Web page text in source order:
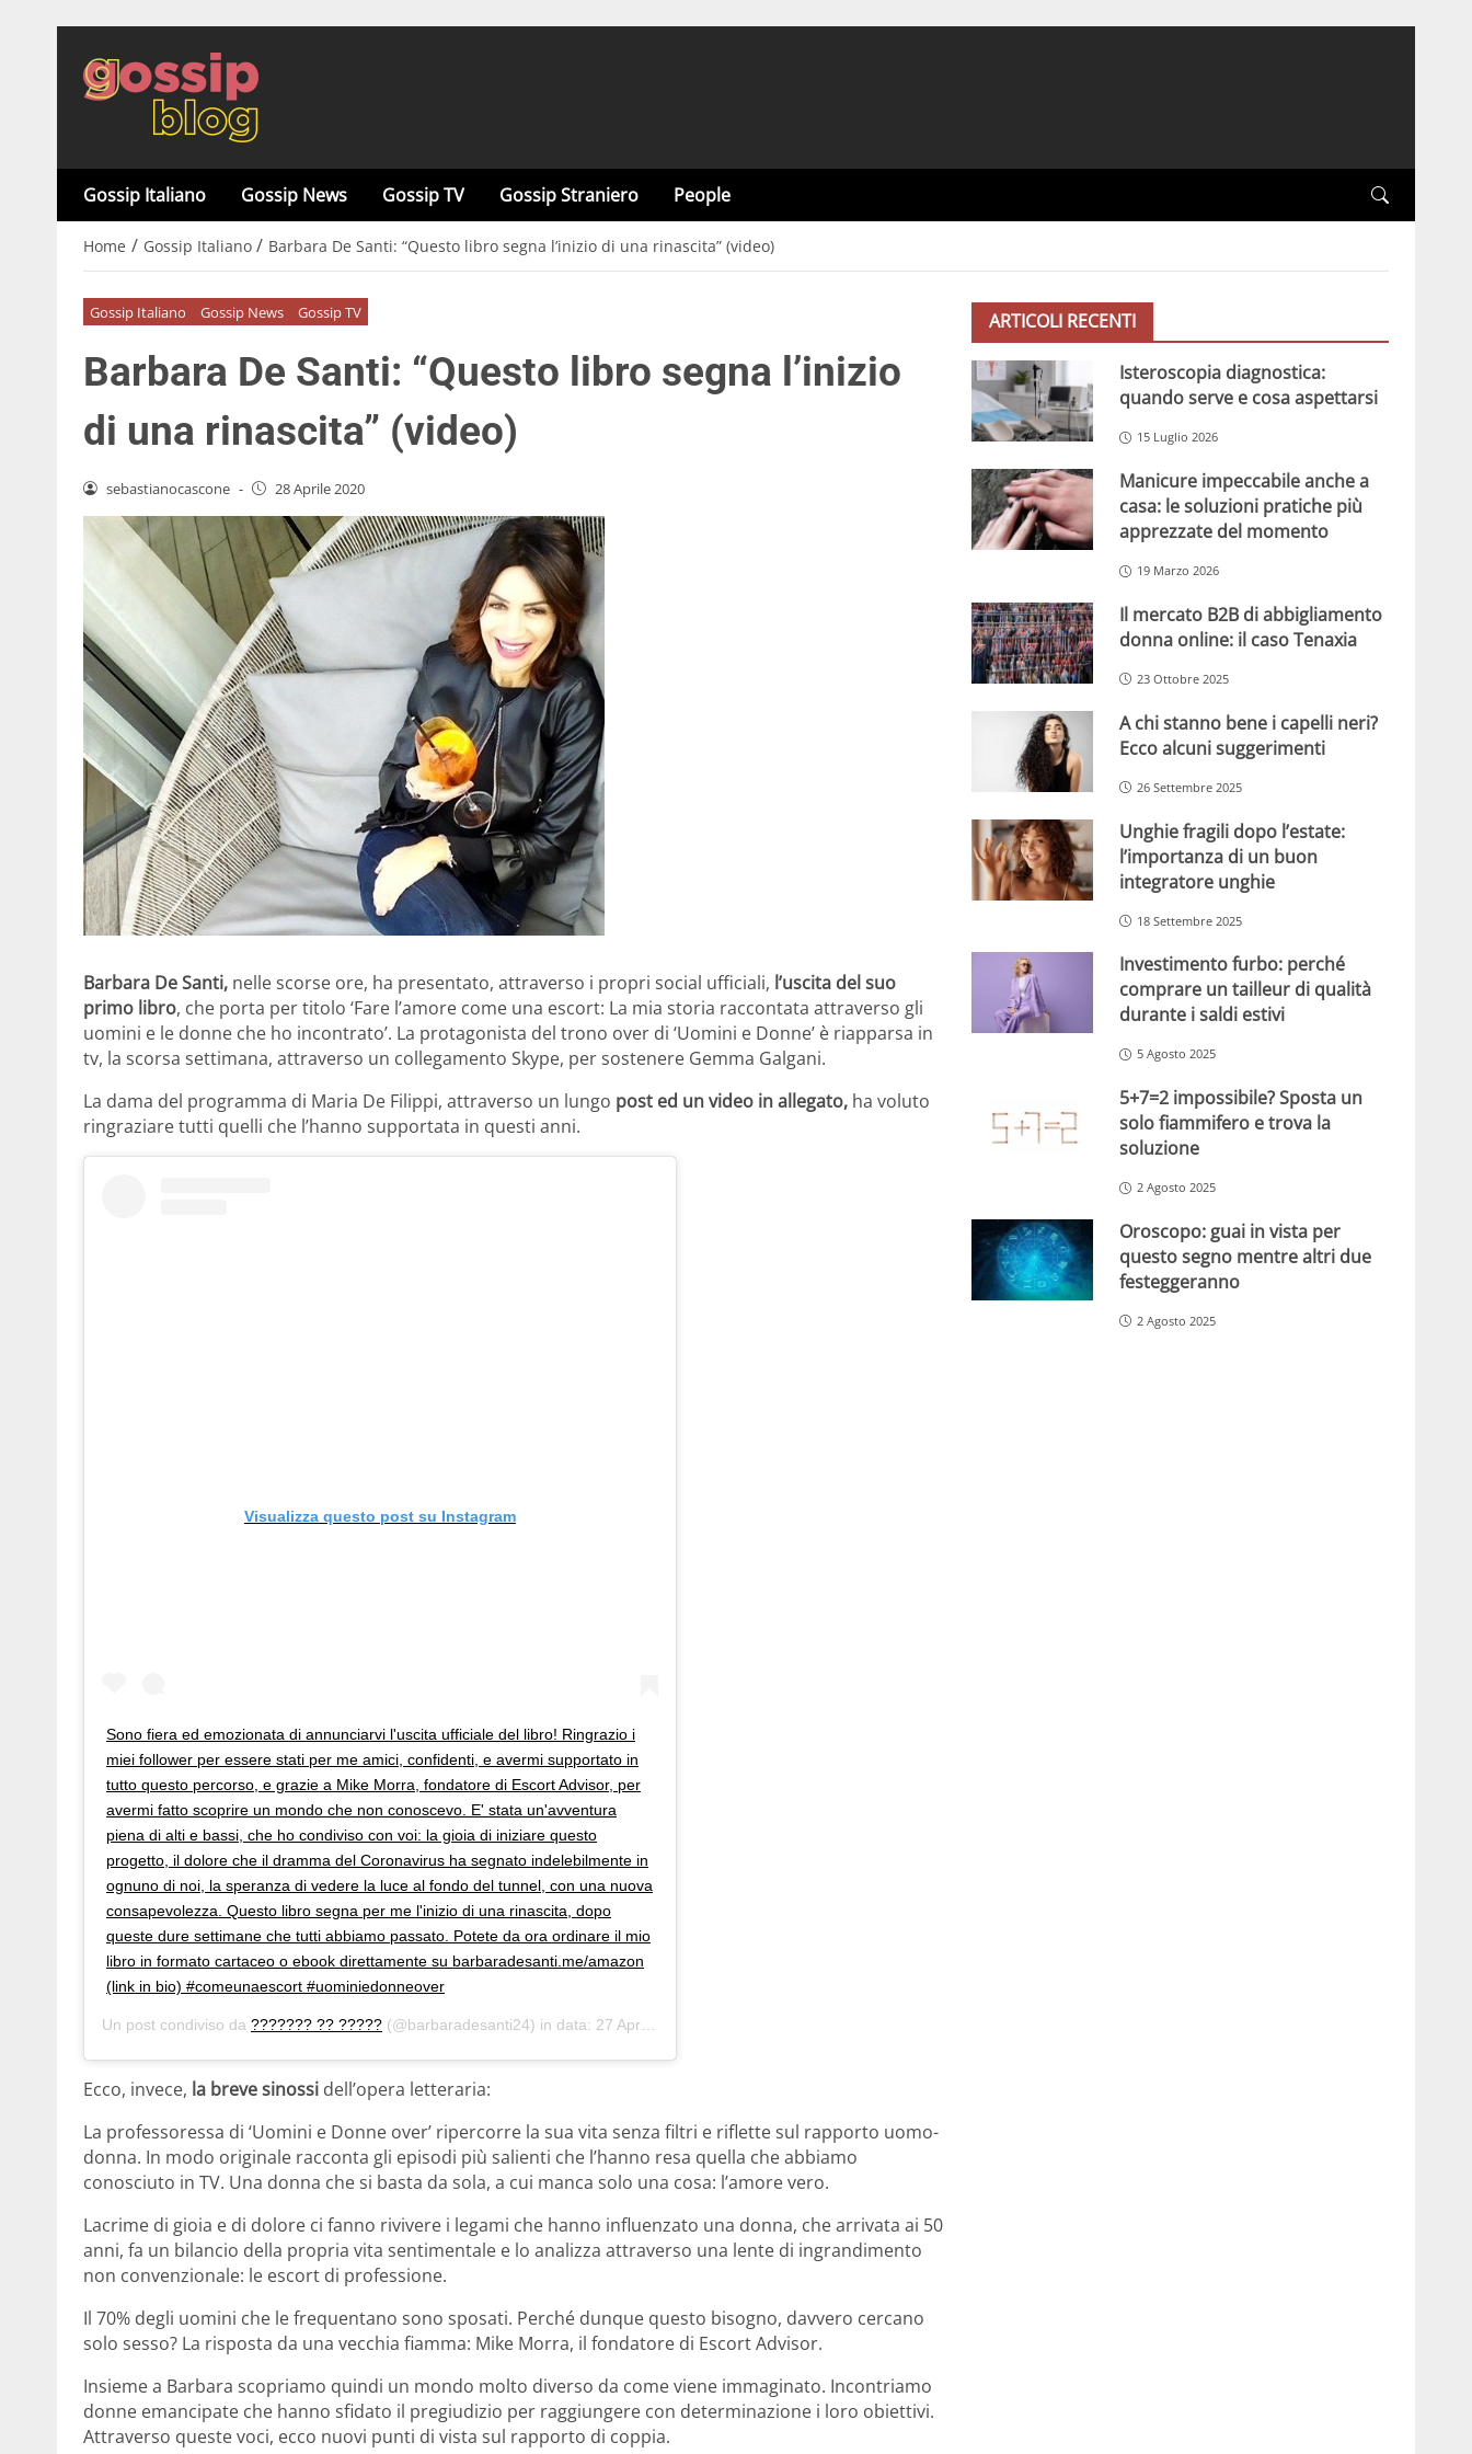
Gossip Italiano Gossip News Gossip TV Gossip Straniero People
Home / Gossip Italiano / Barbara De Santi: “Questo libro segna l’inizio di una rinascita” (video)
Gossip Italiano Gossip News Gossip TV
Barbara De Santi: “Questo libro segna l’inizio
di una rinascita” (video)
sebastianocascone - 28 Aprile 2020
Barbara De Santi, nelle scorse ore, ha presentato, attraverso i propri social ufficiali, l’uscita del suo
primo libro, che porta per titolo ‘Fare l’amore come una escort: La mia storia raccontata attraverso gli
uomini e le donne che ho incontrato’. La protagonista del trono over di ‘Uomini e Donne’ è riapparsa in
tv, la scorsa settimana, attraverso un collegamento Skype, per sostenere Gemma Galgani.
La dama del programma di Maria De Filippi, attraverso un lungo post ed un video in allegato, ha voluto
ringraziare tutti quelli che l’hanno supportata in questi anni.
Visualizza questo post su Instagram
Sono fiera ed emozionata di annunciarvi l'uscita ufficiale del libro! Ringrazio i
miei follower per essere stati per me amici, confidenti, e avermi supportato in
tutto questo percorso, e grazie a Mike Morra, fondatore di Escort Advisor, per
avermi fatto scoprire un mondo che non conoscevo. E' stata un'avventura
piena di alti e bassi, che ho condiviso con voi: la gioia di iniziare questo
progetto, il dolore che il dramma del Coronavirus ha segnato indelebilmente in
ognuno di noi, la speranza di vedere la luce al fondo del tunnel, con una nuova
consapevolezza. Questo libro segna per me l'inizio di una rinascita, dopo
queste dure settimane che tutti abbiamo passato. Potete da ora ordinare il mio
libro in formato cartaceo o ebook direttamente su barbaradesanti.me/amazon
(link in bio) #comeunaescort #uominiedonneover
Un post condiviso da ??????? ?? ????? (@barbaradesanti24) in data: 27 Apr 2020 alle ore 3:00 PDT
Ecco, invece, la breve sinossi dell’opera letteraria:
La professoressa di ‘Uomini e Donne over’ ripercorre la sua vita senza filtri e riflette sul rapporto uomo-
donna. In modo originale racconta gli episodi più salienti che l’hanno resa quella che abbiamo
conosciuto in TV. Una donna che si basta da sola, a cui manca solo una cosa: l’amore vero.
Lacrime di gioia e di dolore ci fanno rivivere i legami che hanno influenzato una donna, che arrivata ai 50
anni, fa un bilancio della propria vita sentimentale e lo analizza attraverso una lente di ingrandimento
non convenzionale: le escort di professione.
Il 70% degli uomini che le frequentano sono sposati. Perché dunque questo bisogno, davvero cercano
solo sesso? La risposta da una vecchia fiamma: Mike Morra, il fondatore di Escort Advisor.
Insieme a Barbara scopriamo quindi un mondo molto diverso da come viene immaginato. Incontriamo
donne emancipate che hanno sfidato il pregiudizio per raggiungere con determinazione i loro obiettivi.
Attraverso queste voci, ecco nuovi punti di vista sul rapporto di coppia.
ARTICOLI RECENTI
Isteroscopia diagnostica:
quando serve e cosa aspettarsi
15 Luglio 2026
Manicure impeccabile anche a
casa: le soluzioni pratiche più
apprezzate del momento
19 Marzo 2026
Il mercato B2B di abbigliamento
donna online: il caso Tenaxia
23 Ottobre 2025
A chi stanno bene i capelli neri?
Ecco alcuni suggerimenti
26 Settembre 2025
Unghie fragili dopo l’estate:
l’importanza di un buon
integratore unghie
18 Settembre 2025
Investimento furbo: perché
comprare un tailleur di qualità
durante i saldi estivi
5 Agosto 2025
5+7=2 impossibile? Sposta un
solo fiammifero e trova la
soluzione
2 Agosto 2025
Oroscopo: guai in vista per
questo segno mentre altri due
festeggeranno
2 Agosto 2025